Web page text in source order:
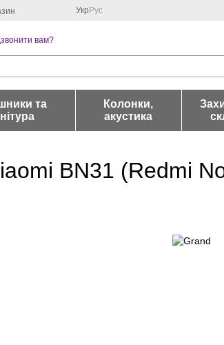
Укр Рус
вам?
та
Колонки,
акустика
BN31 (Redmi